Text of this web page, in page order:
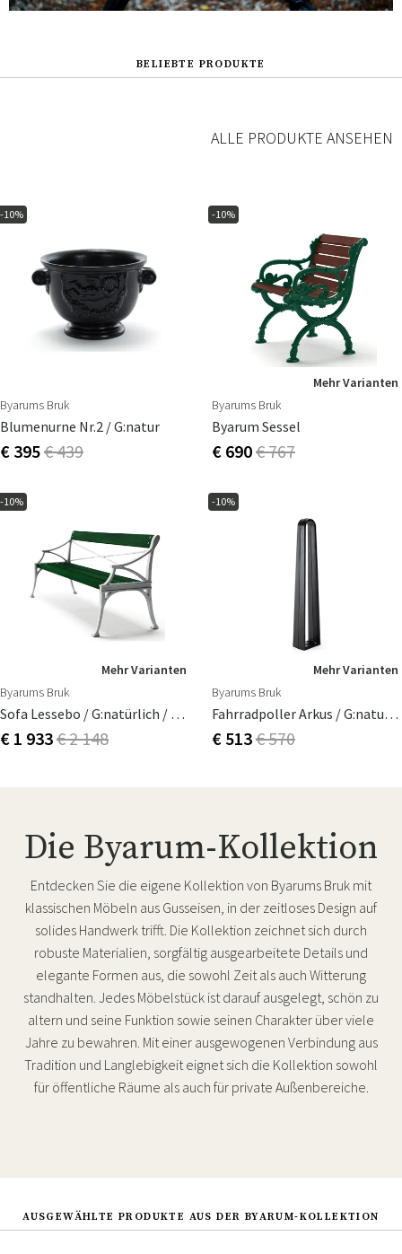
BELIEBTE PRODUKTE
ALLE PRODUKTE ANSEHEN
-10%
Byarums Bruk
Blumenurne Nr.2 / G:natur
€ 395€ 439
-10%
Mehr Varianten
Byarums Bruk
Byarum Sessel
€ 690€ 767
-10%
Mehr Varianten
Byarums Bruk
Sofa Lessebo / G:natürlich / H: Accoya Obeh. Byarum
€ 1 933€ 2 148
-10%
Mehr Varianten
Byarums Bruk
Fahrradpoller Arkus / G:natur Byarum
€ 513€ 570
Die Byarum-Kollektion
Entdecken Sie die eigene Kollektion von Byarums Bruk mit
klassischen Möbeln aus Gusseisen, in der zeitloses Design auf
solides Handwerk trifft. Die Kollektion zeichnet sich durch
robuste Materialien, sorgfältig ausgearbeitete Details und
elegante Formen aus, die sowohl Zeit als auch Witterung
standhalten. Jedes Möbelstück ist darauf ausgelegt, schön zu
altern und seine Funktion sowie seinen Charakter über viele
Jahre zu bewahren. Mit einer ausgewogenen Verbindung aus
Tradition und Langlebigkeit eignet sich die Kollektion sowohl
für öffentliche Räume als auch für private Außenbereiche.
AUSGEWÄHLTE PRODUKTE AUS DER BYARUM-KOLLEKTION